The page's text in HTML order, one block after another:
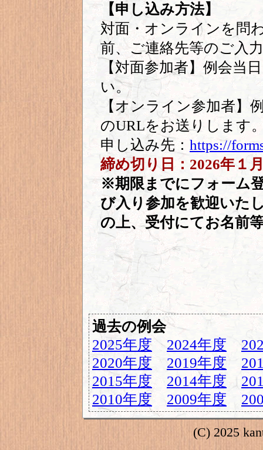
【申し込み方法】
対面・オンラインを問
前、ご連絡先等のご入
【対面参加者】例会当
い。
【オンライン参加者】
のURLをお送りします
申し込み先： https://
締め切り日：2026年１
※期限までにフォーム
び入り参加を歓迎いた
の上、受付にてお名前
過去の例会
2025年度
2024年度
2020年度
2019年度
2015年度
2014年度
2010年度
2009年度
(C) 2025